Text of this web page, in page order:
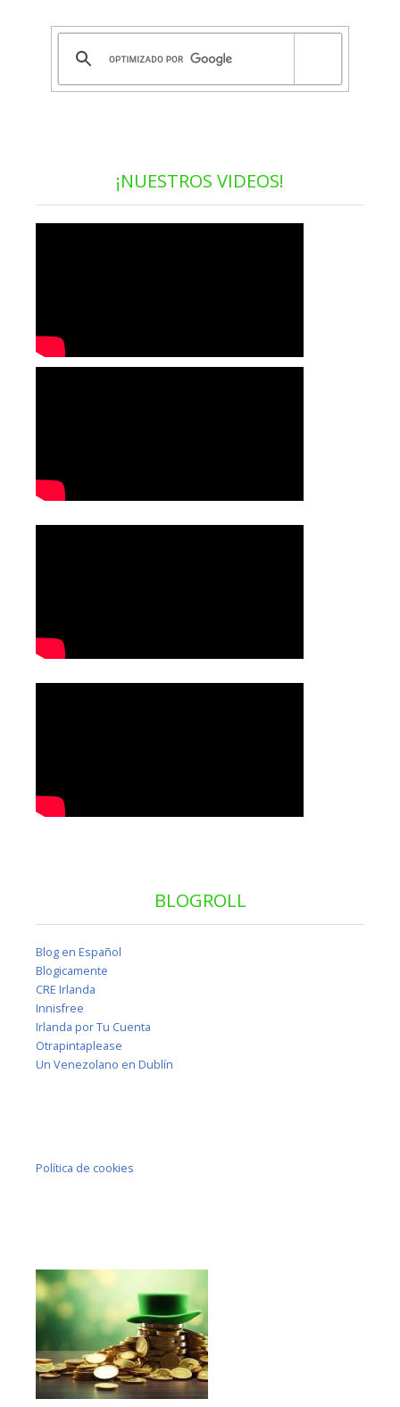
¡NUESTROS VIDEOS!
BLOGROLL
Blog en Español
Blogicamente
CRE Irlanda
Innisfree
Irlanda por Tu Cuenta
Otrapintaplease
Un Venezolano en Dublín
Política de cookies